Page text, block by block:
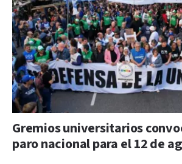
Gremios universitarios
paro nacional para el 12 de